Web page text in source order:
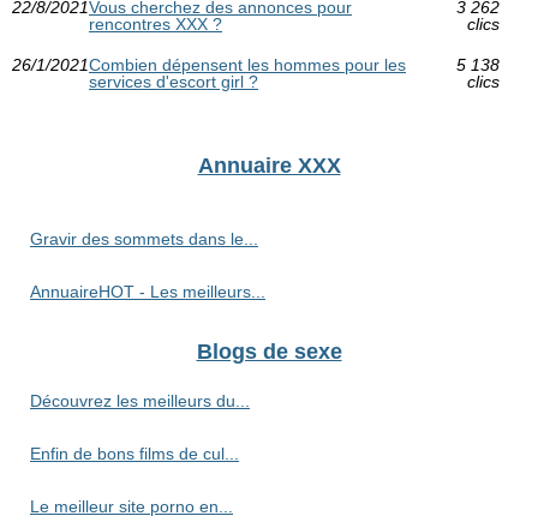
22/8/2021Vous cherchez des annonces pour
rencontres XXX ?
3 262
clics
26/1/2021Combien dépensent les hommes pour les
services d'escort girl ?
5 138
clics
Annuaire XXX
Gravir des sommets dans le...
AnnuaireHOT - Les meilleurs...
Blogs de sexe
Découvrez les meilleurs du...
Enfin de bons films de cul...
Le meilleur site porno en...